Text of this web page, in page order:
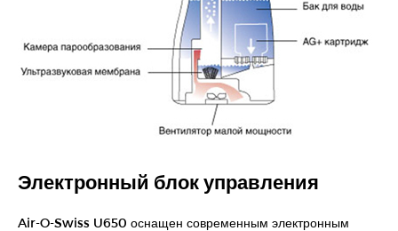
Электронный блок управления
Air-O-Swiss U650 оснащен современным электронным